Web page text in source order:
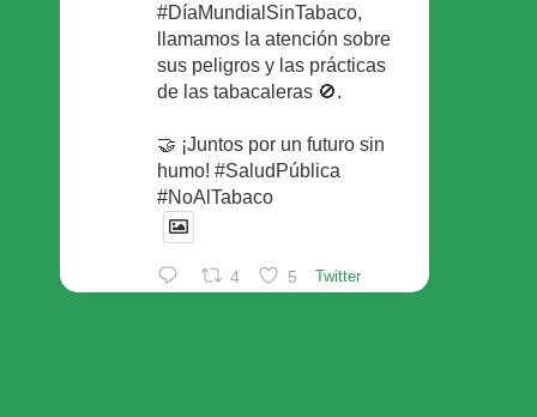
#DíaMundialSinTabaco,
llamamos la atención sobre
sus peligros y las prácticas
de las tabacaleras 🚫.
🤝 ¡Juntos por un futuro sin
humo! #SaludPública
#NoAlTabaco
4 5 Twitter